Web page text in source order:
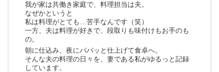
我が家は共働き家庭で、料理担当は夫。
なぜかというと
私は料理がとても…苦手なんです（笑）
一方、夫は料理が好きで、段取りも味付けもお手のも
の。
朝に仕込み、夜にパパッと仕上げて食卓へ。
そんな夫の料理の日々を、妻である私がゆるっと記録
しています。